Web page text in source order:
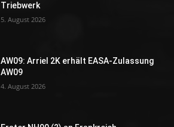
Triebwerk
5. August 2026
AW09: Arriel 2K erhält EASA-Zulassung
AW09
4. August 2026